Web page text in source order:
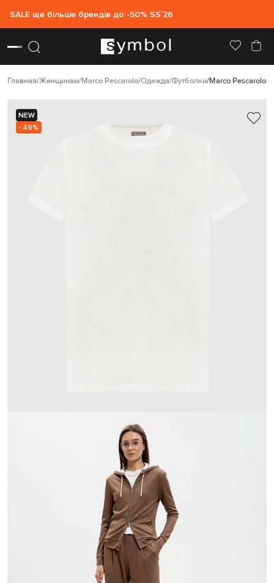
SALE ще більше брендів до -50% SS`26
Главная Женщинам Marco Pescarolo Одежда Футболки Marco Pescarolo
NEW
- 49%